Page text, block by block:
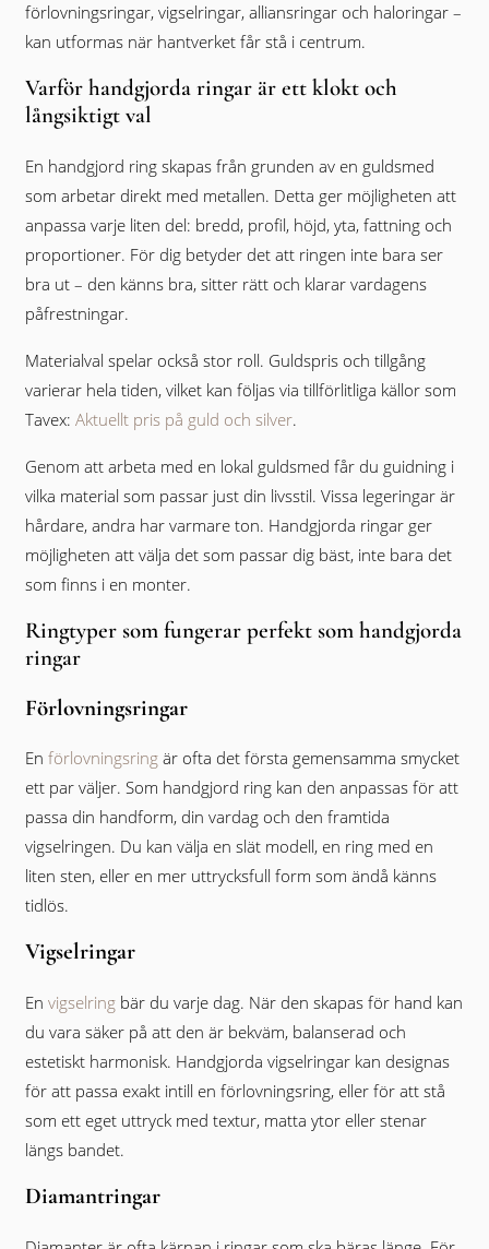
förlovningsringar, vigselringar, alliansringar och haloringar –
kan utformas när hantverket får stå i centrum.
Varför handgjorda ringar är ett klokt och
långsiktigt val
En handgjord ring skapas från grunden av en guldsmed
som arbetar direkt med metallen. Detta ger möjligheten att
anpassa varje liten del: bredd, profil, höjd, yta, fattning och
proportioner. För dig betyder det att ringen inte bara ser
bra ut – den känns bra, sitter rätt och klarar vardagens
påfrestningar.
Materialval spelar också stor roll. Guldspris och tillgång
varierar hela tiden, vilket kan följas via tillförlitliga källor som
Tavex: Aktuellt pris på guld och silver.
Genom att arbeta med en lokal guldsmed får du guidning i
vilka material som passar just din livsstil. Vissa legeringar är
hårdare, andra har varmare ton. Handgjorda ringar ger
möjligheten att välja det som passar dig bäst, inte bara det
som finns i en monter.
Ringtyper som fungerar perfekt som handgjorda
ringar
Förlovningsringar
En förlovningsringär ofta det första gemensamma smycket
ett par väljer. Som handgjord ring kan den anpassas för att
passa din handform, din vardag och den framtida
vigselringen. Du kan välja en slät modell, en ring med en
liten sten, eller en mer uttrycksfull form som ändå känns
tidlös.
Vigselringar
En vigselringbär du varje dag. När den skapas för hand kan
du vara säker på att den är bekväm, balanserad och
estetiskt harmonisk. Handgjorda vigselringar kan designas
för att passa exakt intill en förlovningsring, eller för att stå
som ett eget uttryck med textur, matta ytor eller stenar
längs bandet.
Diamantringar